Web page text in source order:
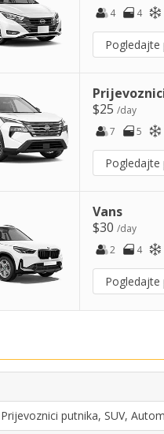
4
4
Pogledajte
$25 /day
7
5
Pogledajte
Vans
$30 /day
2
4
Pogledajte
putnika, SUV,